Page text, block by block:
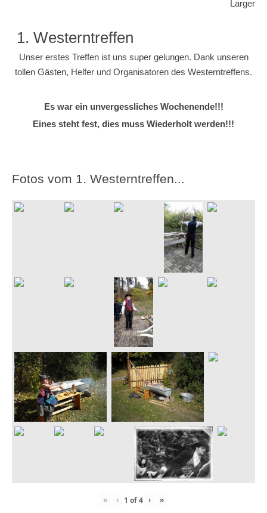
1. Westerntreffen
Unser erstes Treffen ist uns super gelungen. Dank unseren
tollen Gästen, Helfer und Organisatoren des Westerntreffens.
Es war ein unvergessliches Wochenende!!!
Eines steht fest, dies muss Wiederholt werden!!!
Fotos vom 1. Westerntreffen...
« ‹ 1 of4 › »